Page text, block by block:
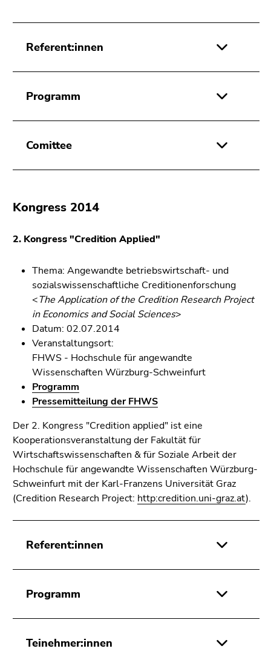
Referent:innen
Programm
Comittee
Kongress 2014
2. Kongress "Credition Applied"
Thema: Angewandte betriebswirtschaft- und
sozialswissenschaftliche Creditionenforschung
<The Application of the Credition Research Project
in Economics and Social Sciences>
Datum: 02.07.2014
Veranstaltungsort:
FHWS - Hochschule für angewandte
Wissenschaften Würzburg-Schweinfurt
Programm
Pressemitteilung der FHWS
Der 2. Kongress "Credition applied" ist eine
Kooperationsveranstaltung der Fakultät für
Wirtschaftswissenschaften & für Soziale Arbeit der
Hochschule für angewandte Wissenschaften Würzburg-
Schweinfurt mit der Karl-Franzens Universität Graz
(Credition Research Project: http:credition.uni-graz.at).
Referent:innen
Programm
Teinehmer:innen